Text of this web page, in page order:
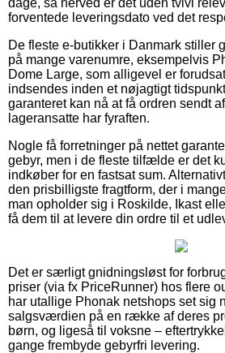
forventede leveringsdato ved det
De fleste e-butikker i Danmark stiller
på mange varenumre, eksempelvis
Dome Large, som alligevel er
indsendes inden et nøjagtigt
garanteret kan nå at få ordren sendt
lageransatte har fyraften.
Nogle få forretninger på nettet
gebyr, men i de fleste tilfælde er det
indkøber for en fastsat sum.
den prisbilligste fragtform, der i
man opholder sig i Roskilde, Ikast
få dem til at levere din ordre til et
Det er særligt gnidningsløst for
priser (via fx PriceRunner) hos flere
har utallige Phonak netshops set sig
salgsværdien på en række af deres
børn, og ligeså til voksne –
gange frembyde gebyrfri levering.